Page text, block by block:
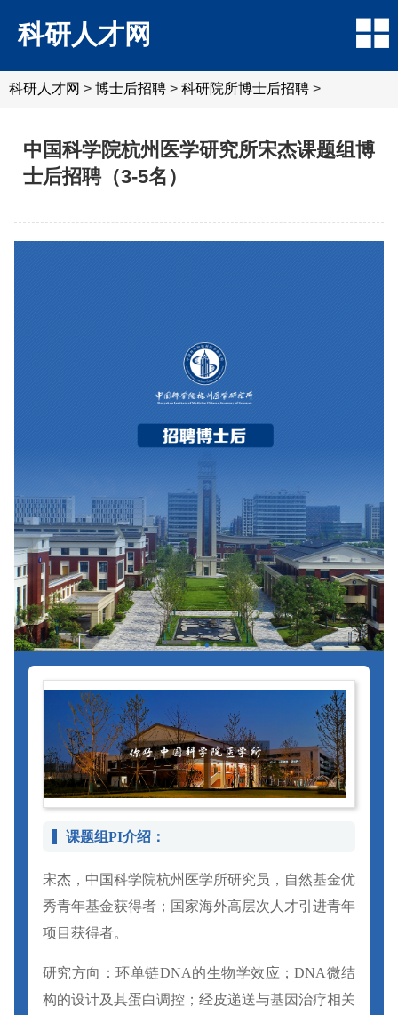
科研人才网
科研人才网 > 博士后招聘 > 科研院所博士后招聘 >
中国科学院杭州医学研究所宋杰课题组博
士后招聘（3-5名）
课题组PI介绍：
宋杰，中国科学院杭州医学所研究员，自然基金优
秀青年基金获得者；国家海外高层次人才引进青年
项目获得者。
研究方向：环单链DNA的生物学效应；DNA微结
构的设计及其蛋白调控；经皮递送与基因治疗相关